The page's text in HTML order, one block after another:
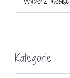
Kategorie